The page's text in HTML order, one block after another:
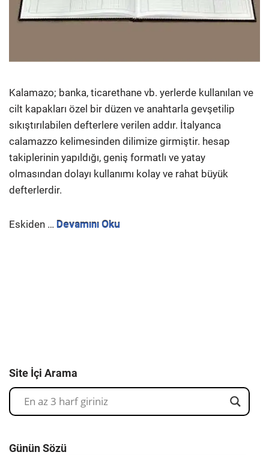
Kalamazo; banka, ticarethane vb. yerlerde kullanılan ve
cilt kapakları özel bir düzen ve anahtarla gevşetilip
sıkıştırılabilen defterlere verilen addır. İtalyanca
calamazzo kelimesinden dilimize girmiştir. hesap
takiplerinin yapıldığı, geniş formatlı ve yatay
olmasından dolayı kullanımı kolay ve rahat büyük
defterlerdir.
Eskiden … Devamını Oku
Site İçi Arama
Günün Sözü